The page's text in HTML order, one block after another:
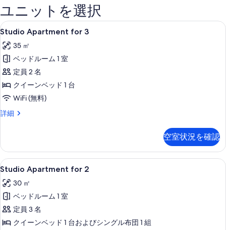
レ
ッ
ド
ー
ゲ
ビ
ー
チ
パ
ー
ク
ー
ゲ
ン
カ
ス
ト
ラ
ッ
プ
空
ユニットを選択
Studio
Apartment
for
3
の
す
べ
て
真
を
表
示
す
る
8
Studio Apartment for 3
35 ㎡
ベッドルーム 1 室
定員 2 名
クイーンベッド 1 台
WiFi (無料)
詳細
Studio
の
詳
細
空室状況を確認
Studio
Apartment
for
2
の
す
9
Studio Apartment for 2
30 ㎡
ベッドルーム 1 室
定員 3 名
クイーンベッド 1 台およびシングル布団 1 組